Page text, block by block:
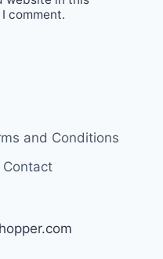
comment.
and Conditions
Contact